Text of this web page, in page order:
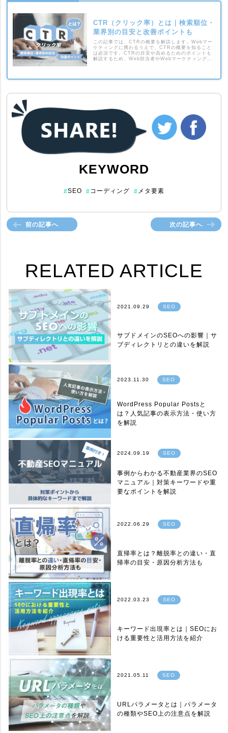
CTR（クリック率）とは｜検索順位・
業界別の目安と改善ポイントも
この記事では、CTRの概要を解説します。Webマー
ケティングに携わるうえで、CTRの概要を知ること
は必須です。CTRの目安や高めるためのポイントも
解説するため、Web担当者やWebマーケティングの
KEYWORD
#SEO # コーディング # メタ要素
前の記事へ 次の記事へ
RELATED ARTICLE
2021.09.29 SEO
サブドメインのSEOへの影響｜サ
ブディレクトリとの違いを解説
2023.11.30 SEO
WordPress Popular Postsと
は？人気記事の表示方法・使い方
を解説
2024.09.19 SEO
事例からわかる不動産業界のSEO
マニュアル｜対策キーワードや重
要なポイントを解説
2022.06.29 SEO
直帰率とは？離脱率との違い・直
帰率の目安・原因分析方法も
2022.03.23 SEO
キーワード出現率とは｜SEOにお
ける重要性と活用方法を紹介
2021.05.11 SEO
URLパラメータとは｜パラメータ
の種類やSEO上の注意点を解説